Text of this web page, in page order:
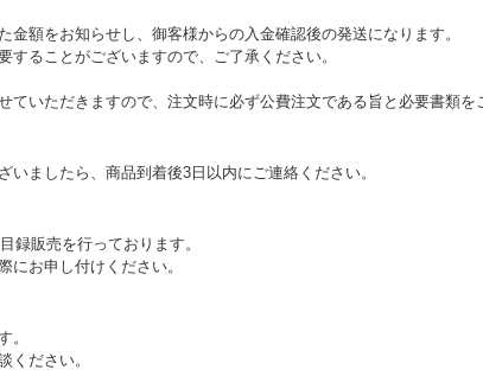
金額をお知らせし、御客様からの入金確認後の発送になります。
ることがございますので、ご了承ください。
いただきますので、注文時に必ず公費注文である旨と必要書類を
ましたら、商品到着後3日以内にご連絡ください。
録販売を行っております。
にお申し付けください。
。
ください。